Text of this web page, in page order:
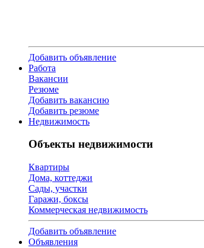
Добавить объявление
Работа
Вакансии
Резюме
Добавить вакансию
Добавить резюме
Недвижимость
Объекты недвижимости
Квартиры
Дома, коттеджи
Сады, участки
Гаражи, боксы
Коммерческая недвижимость
Добавить объявление
Объявления